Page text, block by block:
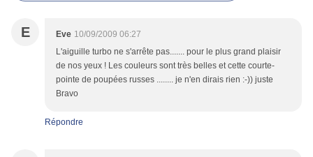
E Eve 10/09/2009 06:27
L'aiguille turbo ne s'arrête pas....... pour le plus grand plaisir
de nos yeux ! Les couleurs sont très belles et cette courte-
pointe de poupées russes ........ je n'en dirais rien :-)) juste
Bravo
Répondre